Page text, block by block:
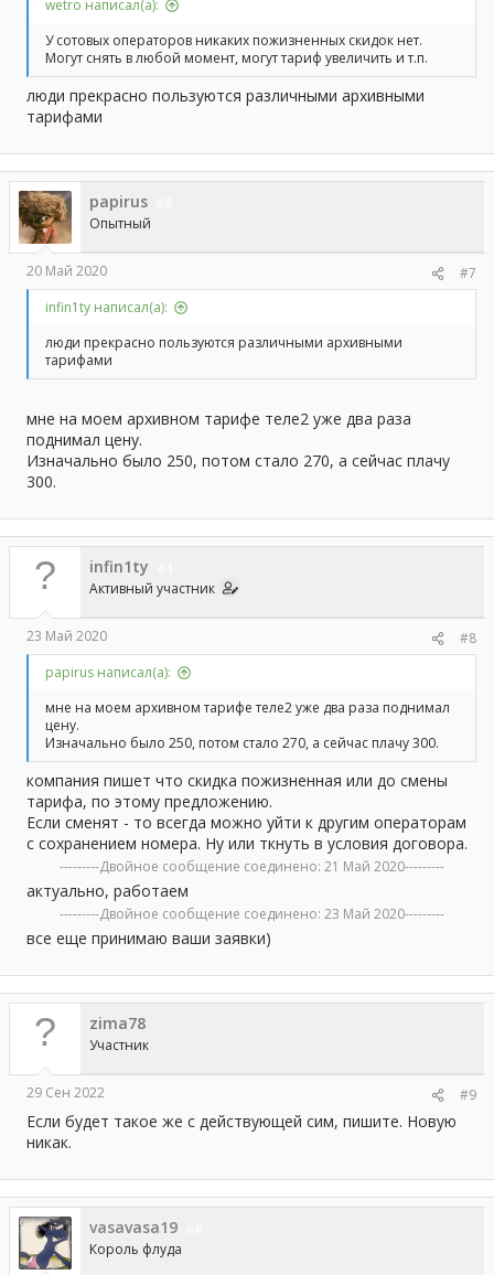
wetro написал(а):
У сотовых операторов никаких пожизненных скидок нет.
Могут снять в любой момент, могут тариф увеличить и т.п.
люди прекрасно пользуются различными архивными
тарифами
papirus
Опытный
20 Май 2020
#7
infin1ty написал(а):
люди прекрасно пользуются различными архивными
тарифами
мне на моем архивном тарифе теле2 уже два раза
поднимал цену.
Изначально было 250, потом стало 270, а сейчас плачу
300.
infin1ty
Активный участник
23 Май 2020
#8
papirus написал(а):
мне на моем архивном тарифе теле2 уже два раза поднимал
цену.
Изначально было 250, потом стало 270, а сейчас плачу 300.
компания пишет что скидка пожизненная или до смены
тарифа, по этому предложению.
Если сменят - то всегда можно уйти к другим операторам
с сохранением номера. Ну или ткнуть в условия договора.
---------Двойное сообщение соединено: 21 Май 2020---------
актуально, работаем
---------Двойное сообщение соединено: 23 Май 2020---------
все еще принимаю ваши заявки)
zima78
Участник
29 Сен 2022 #9
Если будет такое же с действующей сим, пишите. Новую
никак.
vasavasa19
Король флуда